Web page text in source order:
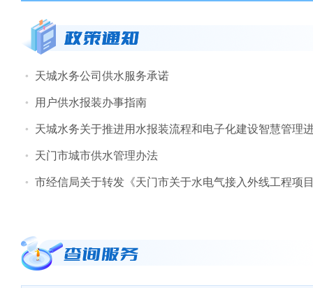
天城水务公司供水服务承诺
用户供水报装办事指南
天城水务关于推进用水报装流程和电子化建设智慧管理
天门市城市供水管理办法
市经信局关于转发《天门市关于水电气接入外线工程项